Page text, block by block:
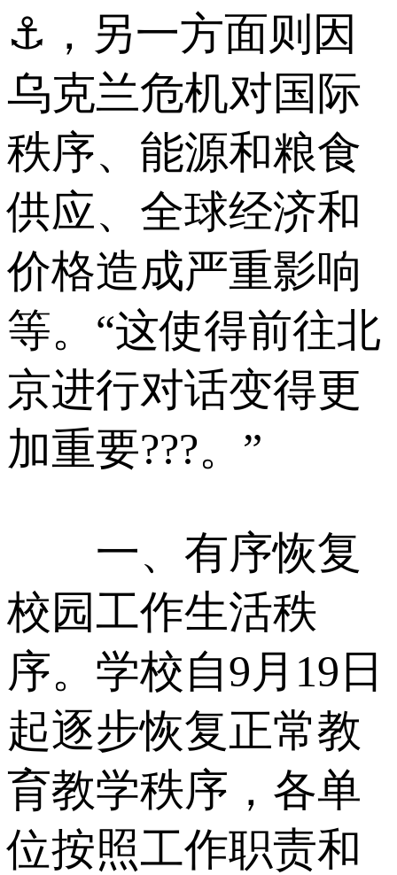
⚓，另一方面则因
乌克兰危机对国际
秩序、能源和粮食
供应、全球经济和
价格造成严重影响
等。“这使得前往北
京进行对话变得更
加重要???。”
一、有序恢复
校园工作生活秩
序。学校自9月19日
起逐步恢复正常教
育教学秩序，各单
位按照工作职责和